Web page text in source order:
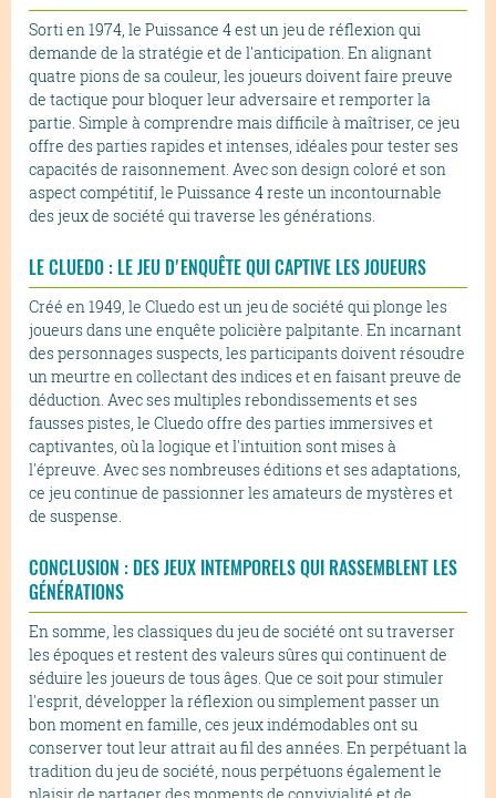
Sorti en 1974, le Puissance 4 est un jeu de réflexion qui
demande de la stratégie et de l'anticipation. En alignant
quatre pions de sa couleur, les joueurs doivent faire preuve
de tactique pour bloquer leur adversaire et remporter la
partie. Simple à comprendre mais difficile à maîtriser, ce jeu
offre des parties rapides et intenses, idéales pour tester ses
capacités de raisonnement. Avec son design coloré et son
aspect compétitif, le Puissance 4 reste un incontournable
des jeux de société qui traverse les générations.
LE CLUEDO : LE JEU D'ENQUÊTE QUI CAPTIVE LES JOUEURS
Créé en 1949, le Cluedo est un jeu de société qui plonge les
joueurs dans une enquête policière palpitante. En incarnant
des personnages suspects, les participants doivent résoudre
un meurtre en collectant des indices et en faisant preuve de
déduction. Avec ses multiples rebondissements et ses
fausses pistes, le Cluedo offre des parties immersives et
captivantes, où la logique et l'intuition sont mises à
l'épreuve. Avec ses nombreuses éditions et ses adaptations,
ce jeu continue de passionner les amateurs de mystères et
de suspense.
CONCLUSION : DES JEUX INTEMPORELS QUI RASSEMBLENT LES
GÉNÉRATIONS
En somme, les classiques du jeu de société ont su traverser
les époques et restent des valeurs sûres qui continuent de
séduire les joueurs de tous âges. Que ce soit pour stimuler
l'esprit, développer la réflexion ou simplement passer un
bon moment en famille, ces jeux indémodables ont su
conserver tout leur attrait au fil des années. En perpétuant la
tradition du jeu de société, nous perpétuons également le